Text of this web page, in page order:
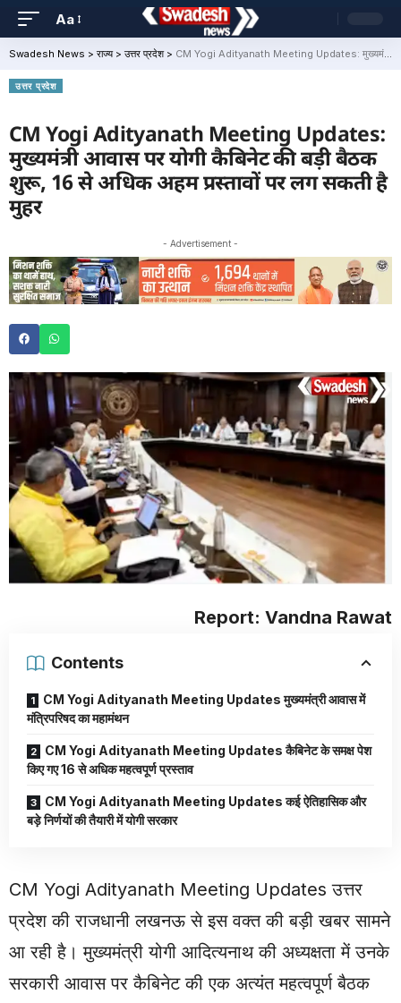
Aa
Swadesh News > राज्य> उत्तर प्रदेश> CM Yogi Adityanath Meeting Updates: मुख्यमंत्री आवास पर योगी कैबिनेट की बड़ी बैठक शुरू, 16 से अधिक अहम प्रस्तावों पर लग सकती है मुहर
उत्तर प्रदेश
CM Yogi Adityanath Meeting Updates:
मुख्यमंत्री आवास पर योगी कैबिनेट की बड़ी बैठक
शुरू, 16 से अधिक अहम प्रस्तावों पर लग सकती है
मुहर
- Advertisement -
Report: Vandna Rawat
Contents
CM Yogi Adityanath Meeting Updates मुख्यमंत्री आवास में
मंत्रिपरिषद का महामंथन
CM Yogi Adityanath Meeting Updates कैबिनेट के समक्ष पेश
किए गए 16 से अधिक महत्वपूर्ण प्रस्ताव
CM Yogi Adityanath Meeting Updates कई ऐतिहासिक और
बड़े निर्णयों की तैयारी में योगी सरकार
CM Yogi Adityanath Meeting Updates उत्तर
प्रदेश की राजधानी लखनऊ से इस वक्त की बड़ी खबर सामने
आ रही है। मुख्यमंत्री योगी आदित्यनाथ की अध्यक्षता में उनके
सरकारी आवास पर कैबिनेट की एक अत्यंत महत्वपूर्ण बैठक